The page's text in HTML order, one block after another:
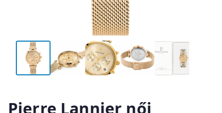
Pierre Lannier női